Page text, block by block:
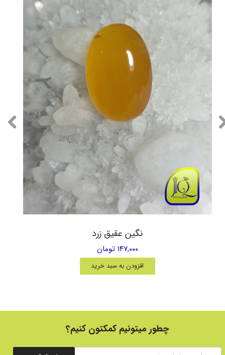
نگین عقیق زرد
۱۴۷,۰۰۰ تومان
افزودن به سبد خرید
چطور میتونیم کمکتون کنیم؟